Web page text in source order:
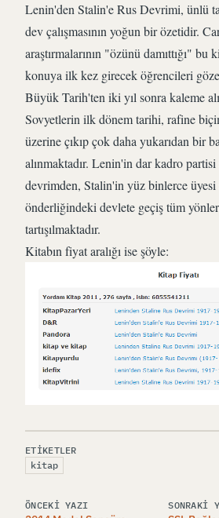
Lenin'den Stalin'e Rus Devrimi, ünlü
dev çalışmasının yoğun bir özetidir.
araştırmalarının "özünü damıttığı"
konuya ilk kez girecek öğrencileri
Büyük Tarih'ten iki yıl sonra kaleme
Sovyetlerin ilk dönem tarihi, rafine
üzerine çıkıp çok daha yukarıdan bir
alınmaktadır. Lenin'in dar kadro
devrimden, Stalin'in yüz binlerce
önderliğindeki devlete geçiş tüm
tartışılmaktadır.
Kitabın fiyat aralığı ise şöyle:
ETIKETLER
kitap
ÖNCEKI YAZI SONRAKI